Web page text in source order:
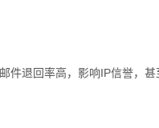
件退回率高，影响IP信誉，